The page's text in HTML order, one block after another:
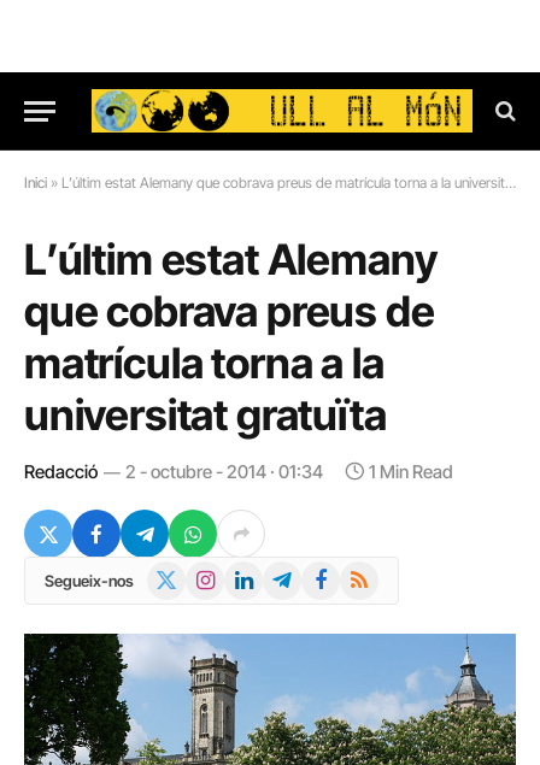
Inici » L’últim estat Alemany que cobrava preus de matrícula torna a la universitat gratuïta
L’últim estat Alemany
que cobrava preus de
matrícula torna a la
universitat gratuïta
Redacció 2 - octubre - 2014 · 01:34 1 Min Read
Segueix-nos InstagramLinkedInTelegramFacebook
RSS